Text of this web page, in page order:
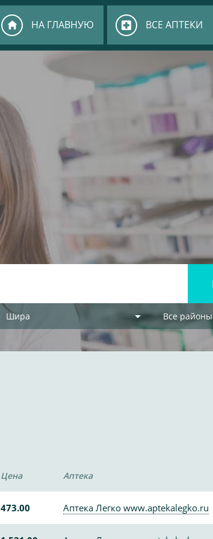
НА ГЛАВНУЮ ВСЕ АПТЕКИ
Шира Все районы
Цена Аптека
473.00 Аптека Легко www.aptekalegko.ru